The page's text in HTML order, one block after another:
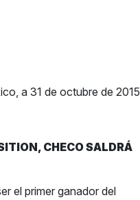
a 31 de octubre de 2015
CHECO SALDRÁ
el primer ganador del